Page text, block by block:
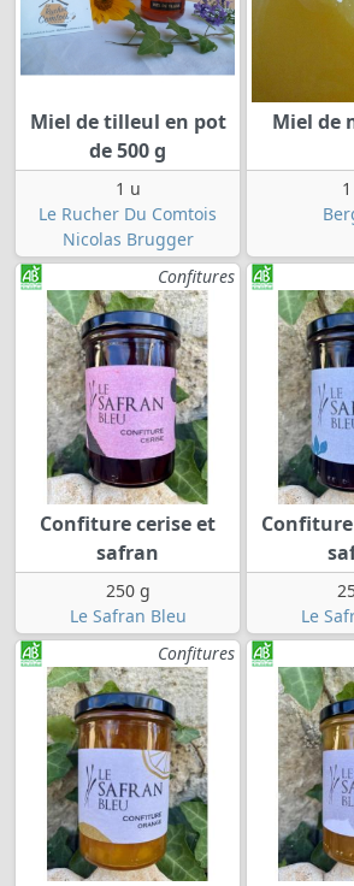
Miel de tilleul en pot
de 500 g
1 u
Le Rucher Du Comtois
Nicolas Brugger
Miel de
Confitures
Confiture cerise et
safran
250 g
Le Safran Bleu
Le
Confitures